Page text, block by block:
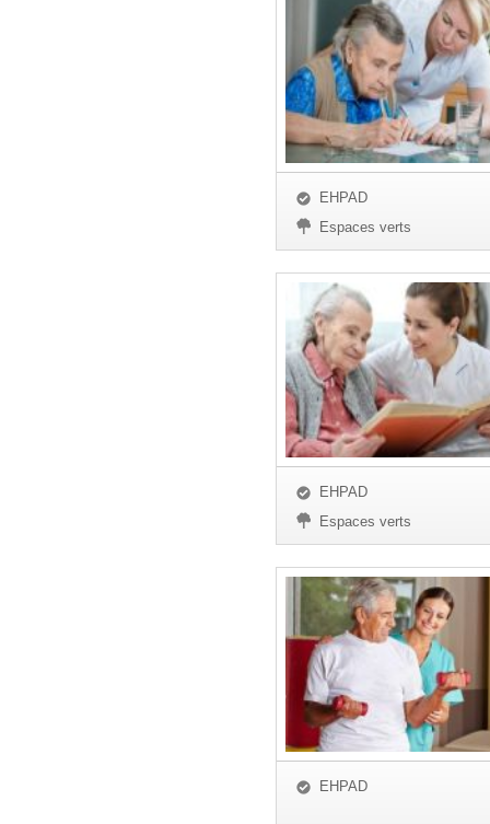
EHPAD
Espaces verts
EHPAD
Espaces verts
EHPAD